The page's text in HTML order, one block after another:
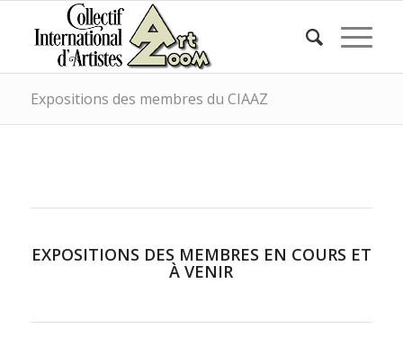
Expositions des membres du CIAAZ
EXPOSITIONS DES MEMBRES EN COURS ET
À VENIR